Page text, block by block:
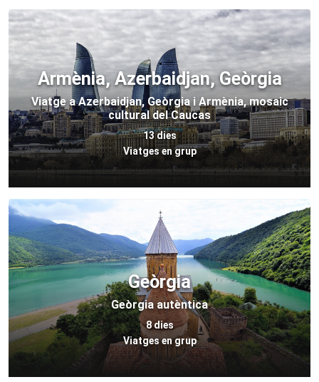
Armènia, Azerbaidjan, Geòrgia
Viatge a Azerbaidjan, Geòrgia i Armènia, mosaic
cultural del Caucas
13 dies
Viatges en grup
Geòrgia
Geòrgia autèntica
8 dies
Viatges en grup